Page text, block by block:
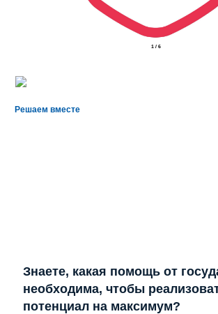
2 / 6
Решаем вместе
Знаете, какая помощь от
необходима, чтобы
потенциал на максимум?